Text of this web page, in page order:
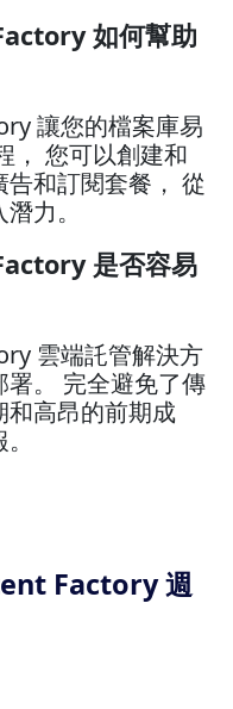
如何幫助
讓您的檔案庫易
， 您可以創建和
和訂閱套餐， 從
力。
是否容易
雲端託管解決方
。 完全避免了傳
和高昂的前期成
Factory 週